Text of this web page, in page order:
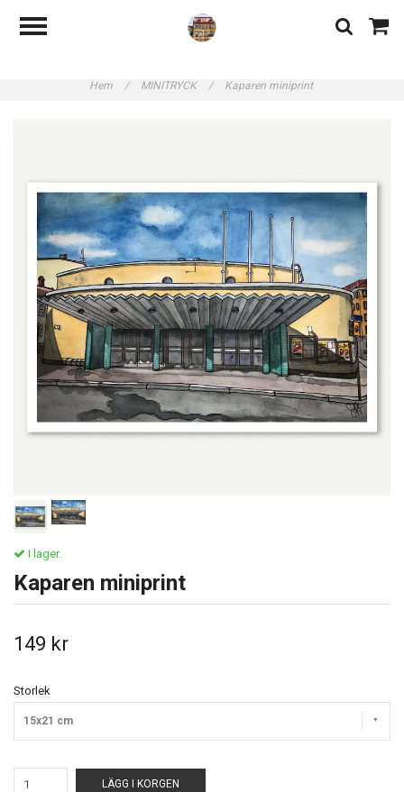
Hem / MINITRYCK / Kaparen miniprint
I lager.
Kaparen miniprint
149 kr
Storlek
15x21 cm
LÄGG I KORGEN